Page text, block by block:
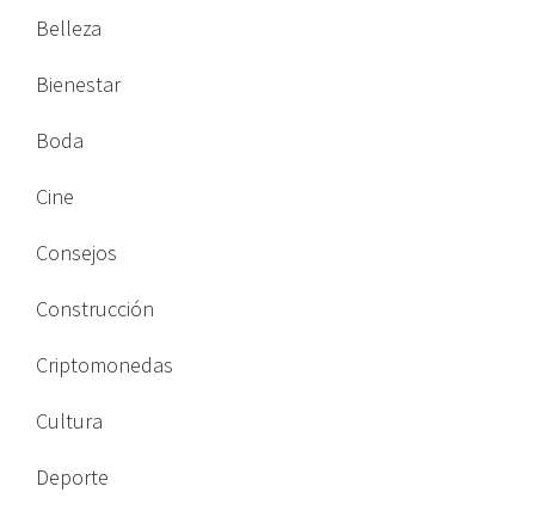
Belleza
Bienestar
Boda
Cine
Consejos
Construcción
Criptomonedas
Cultura
Deporte